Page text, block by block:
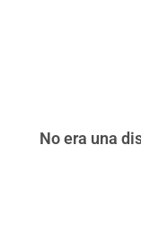
No era una